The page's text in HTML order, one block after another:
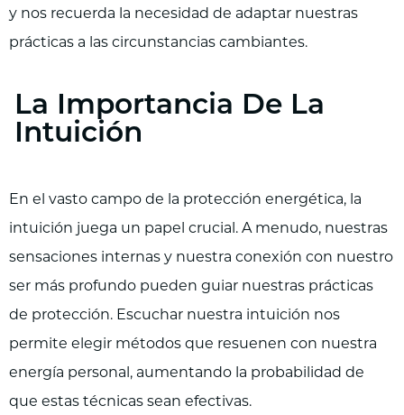
y nos recuerda la necesidad de adaptar nuestras
prácticas a las circunstancias cambiantes.
La Importancia De La
Intuición
En el vasto campo de la protección energética, la
intuición juega un papel crucial. A menudo, nuestras
sensaciones internas y nuestra conexión con nuestro
ser más profundo pueden guiar nuestras prácticas
de protección. Escuchar nuestra intuición nos
permite elegir métodos que resuenen con nuestra
energía personal, aumentando la probabilidad de
que estas técnicas sean efectivas.